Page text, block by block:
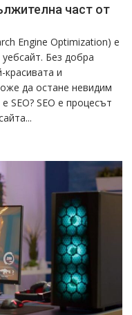
част от
Engine Optimization) е
Без добра
красивата и
да остане невидим
SEO? SEO е процесът